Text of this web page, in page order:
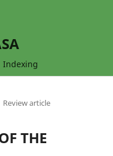
Indexing
Review article
THE